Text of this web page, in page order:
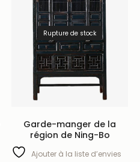
Rupture de stock
Garde-manger de la
région de Ning-Bo
Ajouter à la liste d’envies